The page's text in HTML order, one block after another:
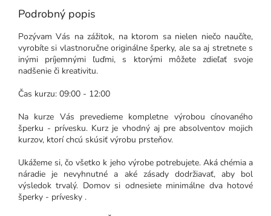
Podrobný popis
Pozývam Vás na zážitok, na ktorom sa nielen niečo naučíte,
vyrobíte si vlastnoručne originálne šperky, ale sa aj stretnete s
inými príjemnými ľuďmi, s ktorými môžete zdieľať svoje
nadšenie či kreativitu.
Čas kurzu: 09:00 - 12:00
Na kurze Vás prevedieme kompletne výrobou cínovaného
šperku - prívesku. Kurz je vhodný aj pre absolventov mojich
kurzov, ktorí chcú skúsiť výrobu prsteňov.
Ukážeme si, čo všetko k jeho výrobe potrebujete. Aká chémia a
náradie je nevyhnutné a aké zásady dodržiavať, aby bol
výsledok trvalý. Domov si odnesiete minimálne dva hotové
šperky - prívesky .